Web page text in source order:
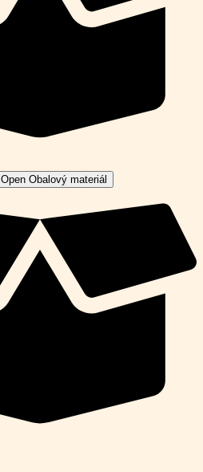
Open Obalový materiál